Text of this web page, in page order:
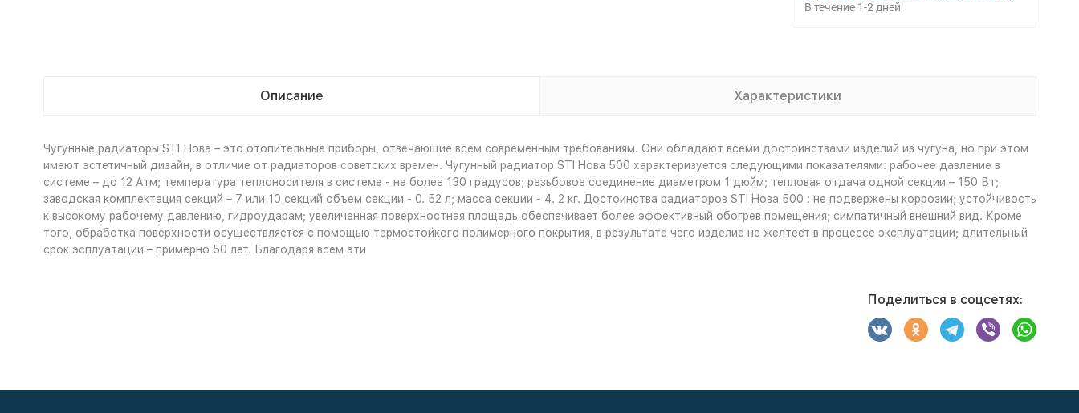
В течение 1-2 дней
Описание Характеристики
Чугунные радиаторы STI Нова – это отопительные приборы, отвечающие всем современным требованиям. Они обладают всеми достоинствами изделий из чугуна, но при этом
имеют эстетичный дизайн, в отличие от радиаторов советских времен. Чугунный радиатор STI Hова 500 характеризуется следующими показателями: рабочее давление в
системе – до 12 Атм; температура теплоносителя в системе - не более 130 градусов; резьбовое соединение диаметром 1 дюйм; тепловая отдача одной секции – 150 Вт;
заводская комплектация секций – 7 или 10 секций объем секции - 0. 52 л; масса секции - 4. 2 кг. Достоинства радиаторов STI Hова 500 : не подвержены коррозии; устойчивость
к высокому рабочему давлению, гидроударам; увеличенная поверхностная площадь обеспечивает более эффективный обогрев помещения; симпатичный внешний вид. Кроме
того, обработка поверхности осуществляется с помощью термостойкого полимерного покрытия, в результате чего изделие не желтеет в процессе эксплуатации; длительный
срок эсплуатации – примерно 50 лет. Благодаря всем эти
Поделиться в соцсетях: